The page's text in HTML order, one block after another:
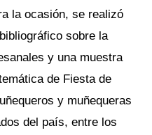
la ocasión, se realizó
sobre la
y una muestra
de Fiesta de
y muñequeras
del país, entre los